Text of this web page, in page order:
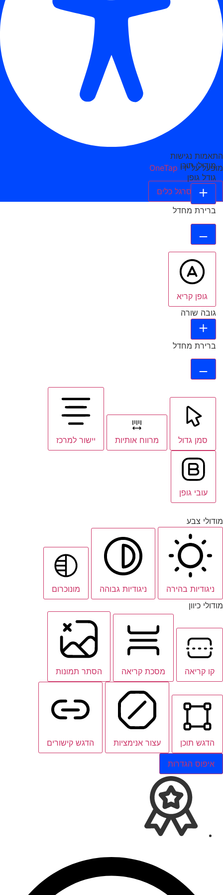
התאמות נגישות
מופעל על ידי OneTap
הסתר סרגל כלים
מודולי תוכן
גודל גופן
ברירת מחדל
גופן קריא
גובה שורה
ברירת מחדל
סמן גדול מרווח אותיות יישור למרכז
עובי גופן
מודולי צבע
ניגודיות בהירה ניגודיות גבוהה
מונוכרום
מודולי כיוון
קו קריאה מסכת קריאה הסתר תמונות
הדגש תוכן עצור אנימציות הדגש קישורים
איפוס הגדרות